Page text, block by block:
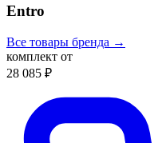
Entro
Все товары бренда →
комплект от
28 085 ₽